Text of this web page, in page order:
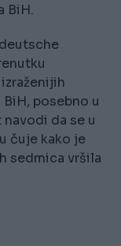
BiH.
posebno u
da se u
čuje kako je
sedmica vršila